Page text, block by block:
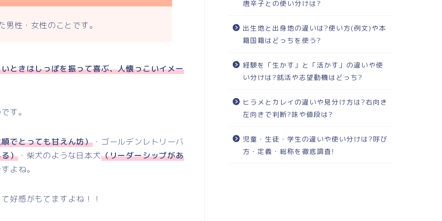
性・女性のことです。
ときはしっぽを振って喜ぶ、人懐っこいイメー
す。
でとっても甘えん坊） ・ゴールデンレトリーバ
）・柴犬のような日本犬（リーダーシップがあ
よね。
好感がもてますよね！！
唐辛子との使い分けは?
出生地と出身地の違いは?使い方(例文)や本
籍国籍はどっちを使う?
経験を「生かす」と「活かす」の違いや使
い分けは?就活や志望動機はどっち?
ヒラメとカレイの違いや見分け方は?右向き
左向きで判断?味や値段は?
児童・生徒・学生の違いや使い分けは?呼び
方・定義・総称を徹底調査!